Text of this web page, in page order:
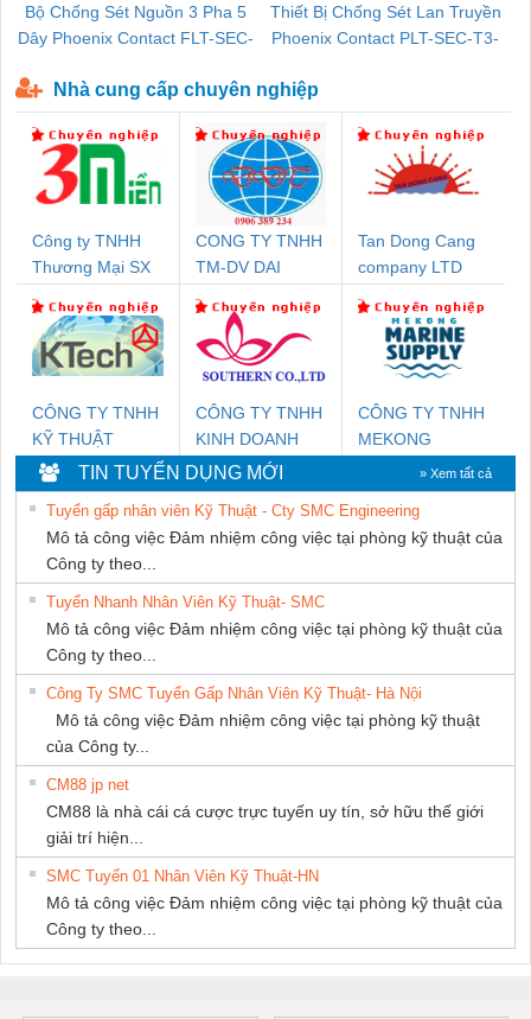
Bộ Chống Sét Nguồn 3 Pha 5
Dây Phoenix Contact FLT-SEC-
Thiết Bị Chống Sét Lan Truyền
Phoenix Contact PLT-SEC-T3-
Nhà cung cấp chuyên nghiệp
Công ty TNHH
Thương Mại SX
CONG TY TNHH
TM-DV DAI
Tan Dong Cang
company LTD
CÔNG TY TNHH
KỸ THUẬT
KTECH VIỆT
NAM
CÔNG TY TNHH
KINH DOANH
DỊCH VỤ XNK
PHƯƠNG NAM
CÔNG TY TNHH
MEKONG
SUPPLY
TIN TUYỂN DỤNG MỚI » Xem tất cả
Tuyển gấp nhân viên Kỹ Thuật - Cty SMC Engineering
Mô tả công việc Đảm nhiệm công việc tại phòng kỹ thuật của
Công ty theo...
Tuyển Nhanh Nhân Viên Kỹ Thuật- SMC
Mô tả công việc Đảm nhiệm công việc tại phòng kỹ thuật của
Công ty theo...
Công Ty SMC Tuyển Gấp Nhân Viên Kỹ Thuật- Hà Nội
Mô tả công việc Đảm nhiệm công việc tại phòng kỹ thuật
của Công ty...
CM88 jp net
CM88 là nhà cái cá cược trực tuyến uy tín, sở hữu thế giới
giải trí hiện...
SMC Tuyển 01 Nhân Viên Kỹ Thuật-HN
Mô tả công việc Đảm nhiệm công việc tại phòng kỹ thuật của
Công ty theo...